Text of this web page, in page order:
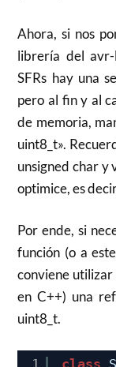
Ahora, si nos
librería del
SFRs hay una
pero al fin y al
de memoria,
uint8_t».
unsigned char y
optimice, es
Por ende, si
función (o a
conviene
en C++) una
uint8_t.
1
class